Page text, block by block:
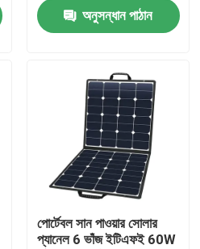
অনুসন্ধান পাঠান
পোর্টেবল সান পাওয়ার সোলার
প্যানেল 6 ভাঁজ ইটিএফই 60W